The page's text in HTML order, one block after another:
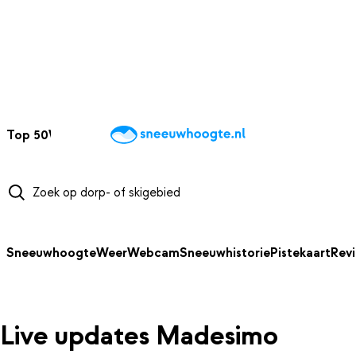
Top 50Webcams WintersportweerKaarten
SneeuwhoogteWeerWebcamSneeuwhistoriePistekaart
Live updates Madesimo